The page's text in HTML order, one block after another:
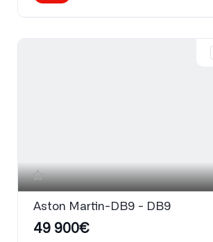
Aston Martin-DB9 - DB9
49 900€